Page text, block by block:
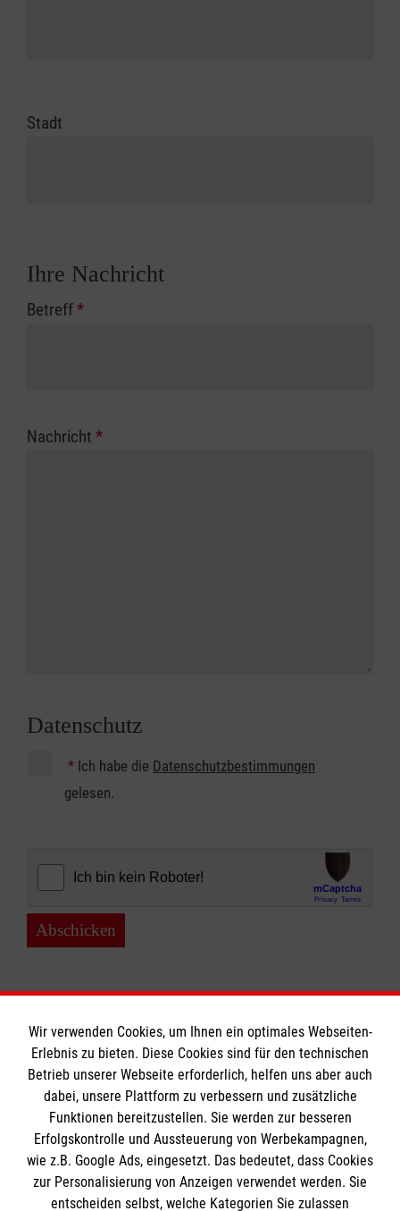
Stadt
Ihre Nachricht
Betreff*
Nachricht *
Datenschutz
* Ich habe die Datenschutzbestimmungen
gelesen.
Abschicken
Informationen
Impressum
Datenschutz
Barrierefreiheit
Die Malteser
Wir verwenden Cookies, um Ihnen ein optimales Webseiten-
Erlebnis zu bieten. Diese Cookies sind für den technischen
Betrieb unserer Webseite erforderlich, helfen uns aber auch
dabei, unsere Plattform zu verbessern und zusätzliche
Funktionen bereitzustellen. Sie werden zur besseren
Erfolgskontrolle und Aussteuerung von Werbekampagnen,
wie z.B. Google Ads, eingesetzt. Das bedeutet, dass Cookies
zur Personalisierung von Anzeigen verwendet werden. Sie
entscheiden selbst, welche Kategorien Sie zulassen